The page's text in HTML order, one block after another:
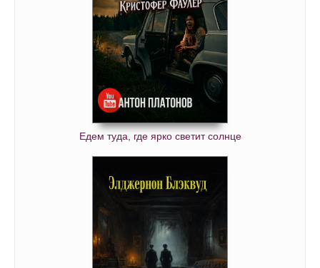
Едем туда, где ярко светит солнце